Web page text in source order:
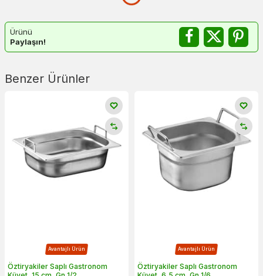
Ürünü
Paylaşın!
Benzer Ürünler
Avantajlı Ürün
Öztiryakiler Saplı Gastronom
Avantajlı Ürün
Öztiryakiler Saplı Gastronom